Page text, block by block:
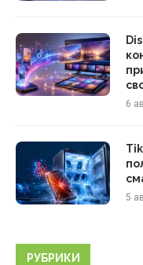
6
5
РУБРИКИ